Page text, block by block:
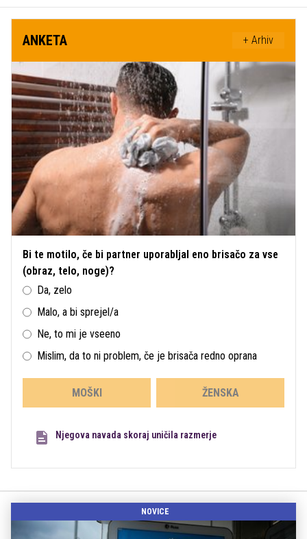
ANKETA + Arhiv
Bi te motilo, če bi partner uporabljal eno brisačo za vse
(obraz, telo, noge)?
Da, zelo
Malo, a bi sprejel/a
Ne, to mi je vseeno
Mislim, da to ni problem, če je brisača redno oprana
MOŠKI ŽENSKA
Njegova navada skoraj uničila razmerje
NOVICE